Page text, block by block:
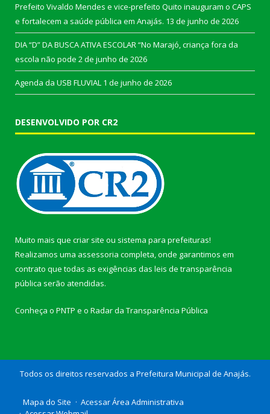
Prefeito Vivaldo Mendes e vice-prefeito Quito inauguram o CAPS
e fortalecem a saúde pública em Anajás. 13 de junho de 2026
DIA “D” DA BUSCA ATIVA ESCOLAR “No Marajó, criança fora da
escola não pode 2 de junho de 2026
Agenda da USB FLUVIAL 1 de junho de 2026
DESENVOLVIDO POR CR2
Muito mais que criar site ou sistema para prefeituras!
Realizamos uma assessoria completa, onde garantimos em
contrato que todas as exigências das leis de transparência
pública serão atendidas.
Conheça o PNTP e o Radar da Transparência Pública
Todos os direitos reservados a Prefeitura Municipal de Anajás.
Mapa do Site
Acessar Área Administrativa